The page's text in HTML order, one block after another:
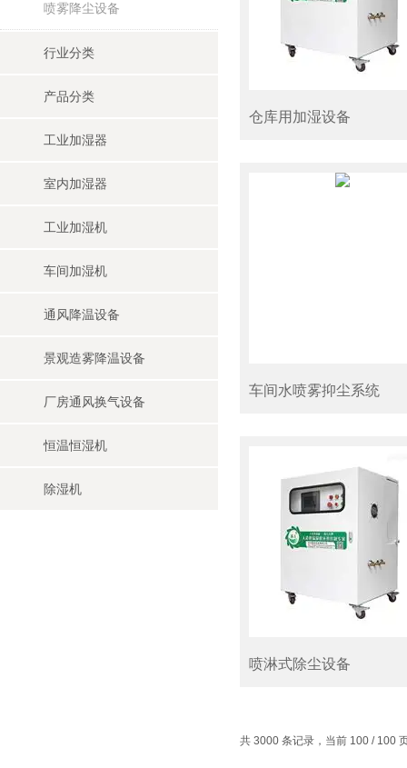
喷雾降尘设备
行业分类
产品分类
工业加湿器
室内加湿器
工业加湿机
车间加湿机
通风降温设备
景观造雾降温设备
厂房通风换气设备
恒温恒湿机
除湿机
仓库用加湿设备
车间水喷雾抑尘系统
喷淋式除尘设备
共 3000 条记录，当前 100 / 100